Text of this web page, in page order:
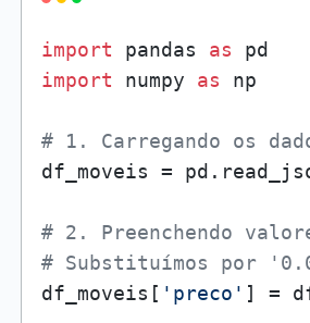
import pandas as
import numpy as np
# 1. Carregando os
df_moveis =
# 2. Preenchendo
# Substituímos por
df_moveis[ 'preco' ] =